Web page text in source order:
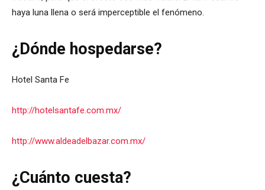
haya luna llena o será imperceptible el fenómeno.
¿Dónde hospedarse?
Hotel Santa Fe
http://hotelsantafe.com.mx/
http://www.aldeadelbazar.com.mx/
¿Cuánto cuesta?